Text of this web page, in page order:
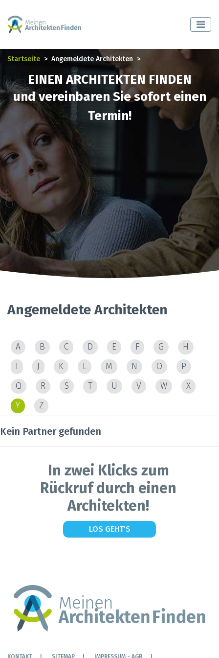
Startseite Angemeldete Architekten
EINEN ARCHITEKTEN FINDEN
und vereinbaren Sie sofort einen
Termin!
Angemeldete Architekten
A B C D E F G
H
J K L M N O
P
Q
R S T U V W
X
Y
Z
Kein Partner gefunden
In zwei Klicks zum
Rückruf durch einen
Architekten!
LOS GEHT‘S
KONTAKT SITEMAP IMPRESSUM - AGB